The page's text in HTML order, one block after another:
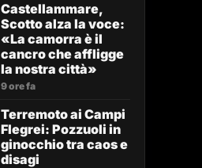
Castellammare,
Scotto alza la voce:
«La camorra è il
cancro che affligge
la nostra città»
9 ore fa
Terremoto ai Campi
Flegrei: Pozzuoli in
ginocchio tra caos e
disagi